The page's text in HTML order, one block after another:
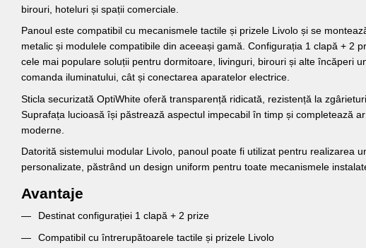
birouri, hoteluri și spații comerciale.
Panoul este compatibil cu mecanismele tactile și prizele Livolo și se
metalic și modulele compatibile din aceeași gamă. Configurația 1 clapă + 2
cele mai populare soluții pentru dormitoare, livinguri, birouri și alte încăperi
comanda iluminatului, cât și conectarea aparatelor electrice.
Sticla securizată OptiWhite oferă transparență ridicată, rezistență la
Suprafața lucioasă își păstrează aspectul impecabil în timp și completează
moderne.
Datorită sistemului modular Livolo, panoul poate fi utilizat pentru realizarea
personalizate, păstrând un design uniform pentru toate mecanismele
Avantaje
Destinat configurației 1 clapă + 2 prize
Compatibil cu întrerupătoarele tactile și prizele Livolo